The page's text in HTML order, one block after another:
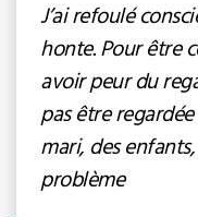
J’ai refoulé
honte. Pour être
avoir peur du
pas être
mari, des
problème